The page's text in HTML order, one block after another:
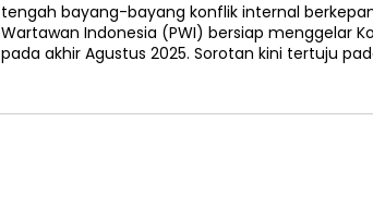
tengah bayang-bayang konflik internal
Indonesia (PWI) bersiap menggelar
akhir Agustus 2025. Sorotan kini tertuju